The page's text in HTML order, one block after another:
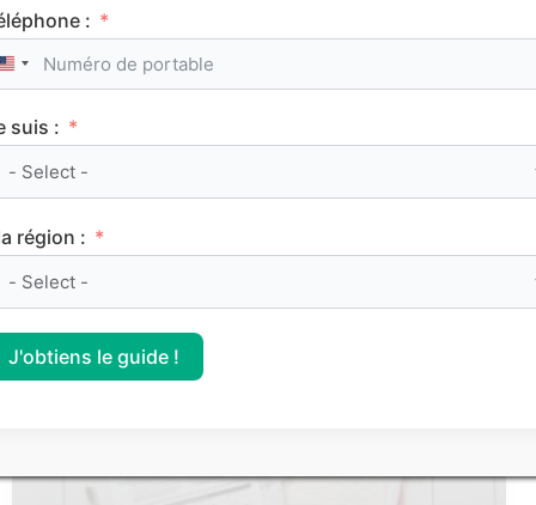
Parcoursup : à quoi servent les algorithmes ?
:
United States +1
suis :
région :
J'obtiens le guide !